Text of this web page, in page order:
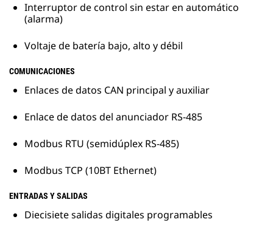
Interruptor de control sin estar en automático
(alarma)
Voltaje de batería bajo, alto y débil
COMUNICACIONES
Enlaces de datos CAN principal y auxiliar
Enlace de datos del anunciador RS-485
Modbus RTU (semidúplex RS-485)
Modbus TCP (10BT Ethernet)
ENTRADAS Y SALIDAS
Diecisiete salidas digitales programables